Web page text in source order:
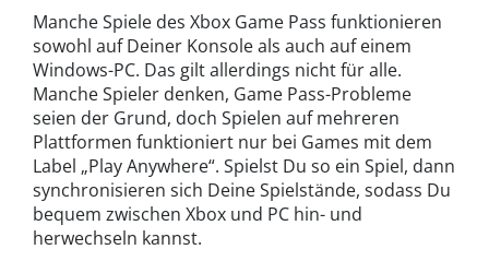
Manche Spiele des Xbox Game Pass funktionieren
sowohl auf Deiner Konsole als auch auf einem
Windows-PC. Das gilt allerdings nicht für alle.
Manche Spieler denken, Game Pass-Probleme
seien der Grund, doch Spielen auf mehreren
Plattformen funktioniert nur bei Games mit dem
Label „Play Anywhere“. Spielst Du so ein Spiel, dann
synchronisieren sich Deine Spielstände, sodass Du
bequem zwischen Xbox und PC hin- und
herwechseln kannst.